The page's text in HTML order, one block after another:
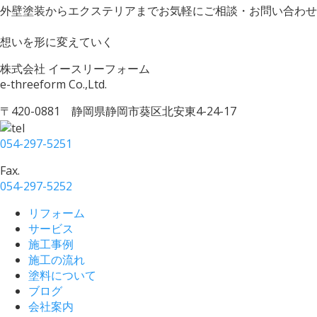
外壁塗装からエクステリアまでお気軽にご相談・お問い合わ
想いを形に変えていく
株式会社 イースリーフォーム
e-threeform Co.,Ltd.
〒420-0881 静岡県静岡市葵区北安東4-24-17
054-297-5251
Fax.
054-297-5252
リフォーム
サービス
施工事例
施工の流れ
塗料について
ブログ
会社案内